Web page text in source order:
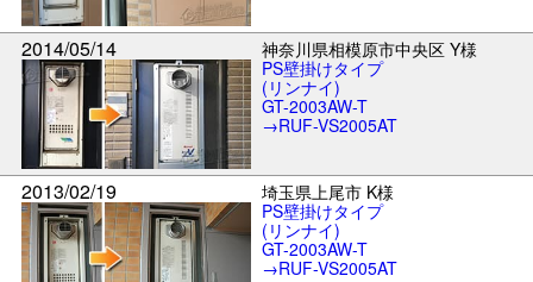
2014/05/14
神奈川県相模原市中央区 Y様
PS壁掛けタイプ
(リンナイ)
GT-2003AW-T
→RUF-VS2005AT
2013/02/19
埼玉県上尾市 K様
PS壁掛けタイプ
(リンナイ)
GT-2003AW-T
→RUF-VS2005AT